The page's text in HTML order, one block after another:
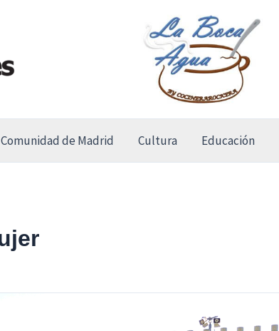
Comunidad de Madrid Cultura Educación